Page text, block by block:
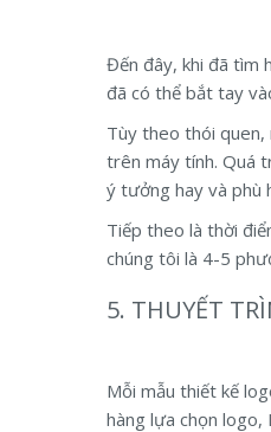
Đến đây, khi đã tìm
đã có thể bắt tay
Tùy theo thói
trên máy tính. Quá
ý tưởng hay và phù
Tiếp theo là thời
chúng tôi là 4-5
5. THUYẾT
Mỗi mẫu thiết kế
hàng lựa chọn